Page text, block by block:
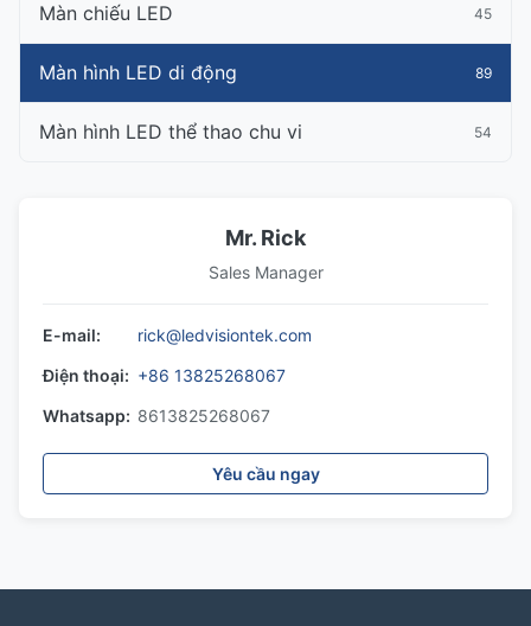
Màn chiếu LED 45
Màn hình LED di động 89
Màn hình LED thể thao chu vi 54
Mr. Rick
Sales Manager
E-mail:
rick@ledvisiontek.com
Điện thoại: +86 13825268067
Whatsapp: 8613825268067
Yêu cầu ngay